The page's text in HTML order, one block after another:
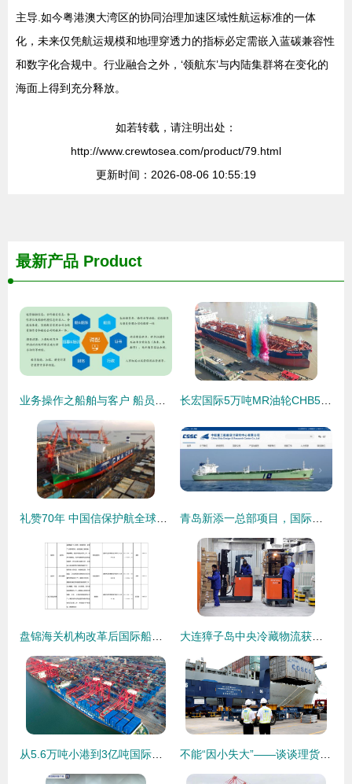
主导.如今粤港澳大湾区的协同治理加速区域性航运标准的一体
化，未来仅凭航运规模和地理穿透力的指标必定需嵌入蓝碳兼容性
和数字化合规中。行业融合之外，‘领航东’与内陆集群将在变化的
海面上得到充分释放。
如若转载，请注明出处：
http://www.crewtosea.com/product/79.html
更新时间：2026-08-06 10:55:19
最新产品 Product